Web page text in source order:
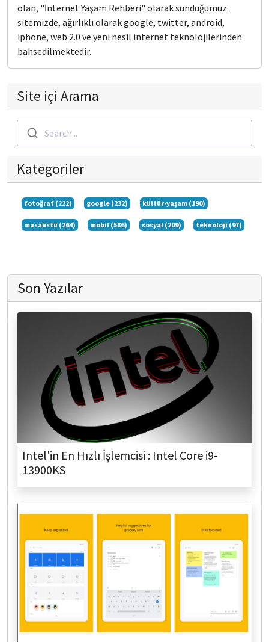
olan, "İnternet Yaşam Rehberi" olarak sunduğumuz
sitemizde, ağırlıklı olarak google, twitter, android,
iphone, web 2.0 ve yeni nesil internet teknolojilerinden
bahsedilmektedir.
Site içi Arama
Search...
Kategoriler
fotoğraf (222) google (232) kültür-yaşam (190)
masaüstü (264) mobil (586) sosyal (209) teknoloji (97)
Son Yazılar
Intel'in En Hızlı İşlemcisi : Intel Core i9-
13900KS